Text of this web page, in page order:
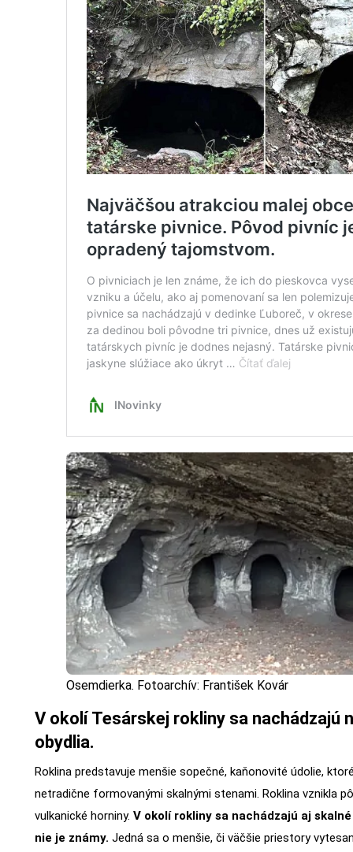
Osemdierka. Fotoarchív: František Kovár
V okolí Tesárskej rokliny sa nachádzajú
obydlia.
Roklina predstavuje menšie sopečné, kaňonovité údolie,
netradične formovanými skalnými stenami. Roklina vznikla
vulkanické horniny. V okolí rokliny sa nachádzajú aj
nie je známy. Jedná sa o menšie, či väčšie priestory